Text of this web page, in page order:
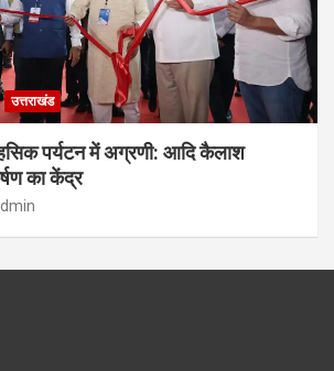
उत्तराखंड
पर्यटन में अग्रणी: आदि कैलाश
का केंद्र